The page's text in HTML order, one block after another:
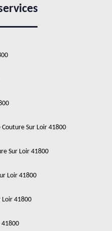
Sur Loir 41800
Sur Loir 41800
Loir 41800
41800
41800